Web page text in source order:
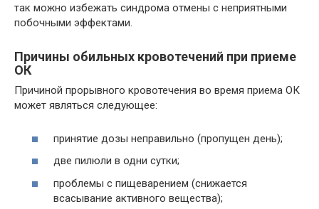
так можно избежать синдрома отмены с неприятными
побочными эффектами.
Причины обильных кровотечений при приеме
ОК
Причиной прорывного кровотечения во время приема ОК
может являться следующее:
принятие дозы неправильно (пропущен день);
две пилюли в одни сутки;
проблемы с пищеварением (снижается
всасывание активного вещества);